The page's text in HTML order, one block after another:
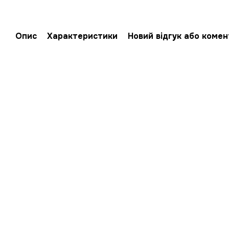
Опис Характеристики Новий відгук або